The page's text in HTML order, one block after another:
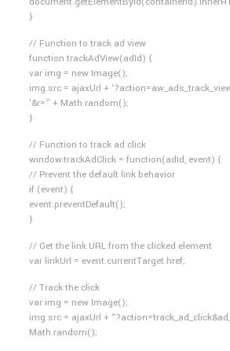
}
// Function to track ad view
function trackAdView(adId) {
var img = new Image();
img.src = ajaxUrl +
‘&r=” + Math.random();
}
// Function to track ad click
window.trackAdClick = function(adId, event) {
// Prevent the default link behavior
if (event) {
event.preventDefault();
}
// Get the link URL from the clicked element
var linkUrl = event.currentTarget.href;
// Track the click
var img = new Image();
img.src = ajaxUrl +
Math.random();